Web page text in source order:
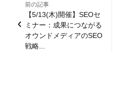
前の記事
【5/13(木)開催】SEOセ
ミナー：成果につながる
オウンドメディアのSEO
戦略...